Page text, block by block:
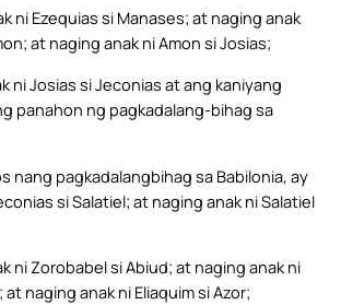
ni Ezequias si Manases; at naging anak
at naging anak ni Amon si Josias;
ni Josias si Jeconias at ang kaniyang
panahon ng pagkadalang-bihag sa
nang pagkadalangbihag sa Babilonia, ay
si Salatiel; at naging anak ni Salatiel
ni Zorobabel si Abiud; at naging anak ni
at naging anak ni Eliaquim si Azor;